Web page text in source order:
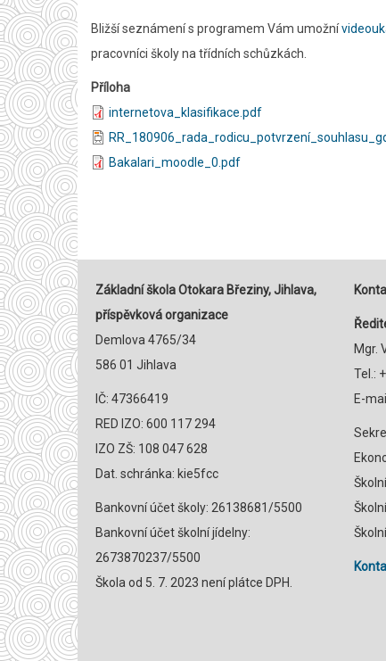
Bližší seznámení s programem Vám umožní
pracovníci školy na třídních schůzkách.
Příloha
internetova_klasifikace.pdf
Bakalari_moodle_0.pdf
Základní škola Otokara Březiny, Jihlava,
příspěvková organizace
Demlova 4765/34
586 01 Jihlava
IČ: 47366419
RED IZO: 600 117 294
IZO ZŠ: 108 047 628
Dat. schránka: kie5fcc
Bankovní účet školy: 26138681/5500
Bankovní účet školní jídelny:
2673870237/5500
Škola od 5. 7. 2023 není plátce DPH.
Mgr.
Tel.:
E-